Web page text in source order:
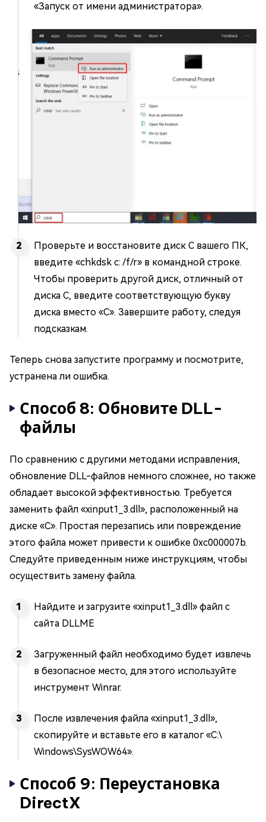
«Запуск от имени администратора».
Проверьте и восстановите диск C вашего ПК,
введите «chkdsk c: /f/r» в командной строке.
Чтобы проверить другой диск, отличный от
диска C, введите соответствующую букву
диска вместо «C». Завершите работу, следуя
подсказкам.
Теперь снова запустите программу и посмотрите,
устранена ли ошибка.
Способ 8: Обновите DLL-
файлы
По сравнению с другими методами исправления,
обновление DLL-файлов немного сложнее, но также
обладает высокой эффективностью. Требуется
заменить файл «xinput1_3.dll», расположенный на
диске «C». Простая перезапись или повреждение
этого файла может привести к ошибке 0xc000007b.
Следуйте приведенным ниже инструкциям, чтобы
осуществить замену файла.
Найдите и загрузите «xinput1_3.dll» файл с
сайта DLLME
Загруженный файл необходимо будет извлечь
в безопасное место, для этого используйте
инструмент Winrar.
После извлечения файла «xinput1_3.dll»,
скопируйте и вставьте его в каталог «C:\
Windows\SysWOW64».
Способ 9: Переустановка
DirectX